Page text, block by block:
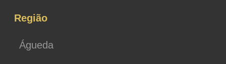
Região
Águeda